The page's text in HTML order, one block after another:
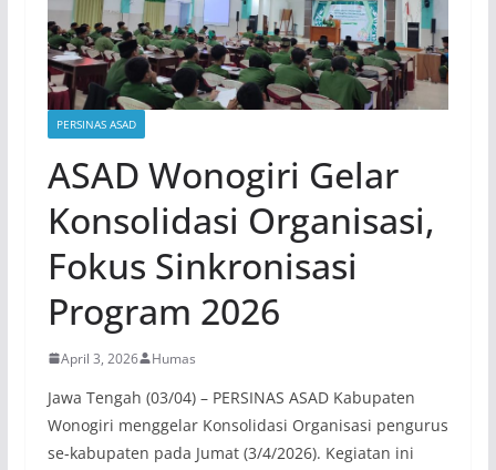
PERSINAS ASAD
ASAD Wonogiri Gelar
Konsolidasi Organisasi,
Fokus Sinkronisasi
Program 2026
April 3, 2026 Humas
Jawa Tengah (03/04) – PERSINAS ASAD Kabupaten
Wonogiri menggelar Konsolidasi Organisasi pengurus
se-kabupaten pada Jumat (3/4/2026). Kegiatan ini